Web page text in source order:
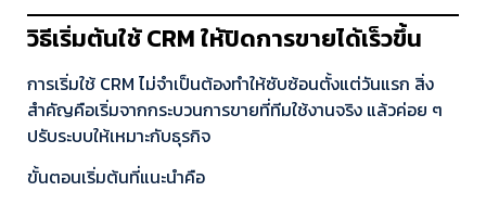
วิธีเริ่มต้นใช้ CRM ให้ปิดการขายได้เร็วขึ้น
การเริ่มใช้ CRM ไม่จำเป็นต้องทำให้ซับซ้อนตั้งแต่วันแรก สิ่ง
สำคัญคือเริ่มจากกระบวนการขายที่ทีมใช้งานจริง แล้วค่อย ๆ
ปรับระบบให้เหมาะกับธุรกิจ
ขั้นตอนเริ่มต้นที่แนะนำคือ